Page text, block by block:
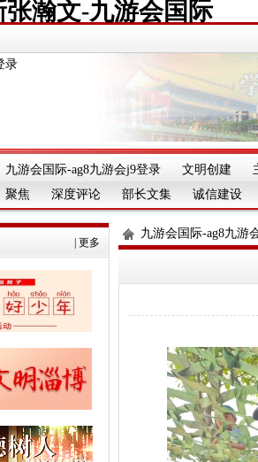
瀚文-九游会国际
录
九游会国际-ag8九游会j9登录 文明创建
聚焦
深度评论 部长文集 诚信建设
更多
九游会国际-ag8九游